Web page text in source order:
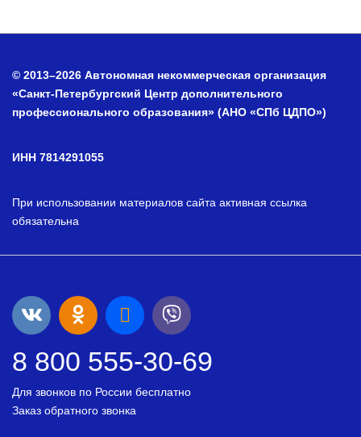
© 2013–2026 Автономная некоммерческая организация
«Санкт-Петербургский Центр дополнительного
профессионального образования» (АНО «СПб ЦДПО»)
ИНН 7814291055
При использовании материалов сайта активная ссылка
обязательна
8 800 555-30-69
Для звонков по России бесплатно
Заказ обратного звонка